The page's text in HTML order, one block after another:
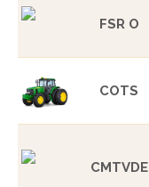
FSR O
COTS
CMTVDE